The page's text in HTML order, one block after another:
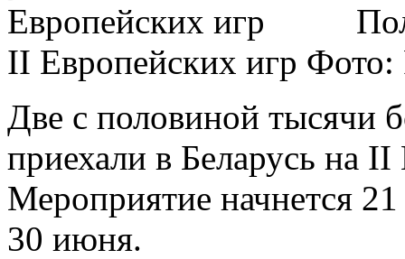
II Европейских игр Фото:
Две с половиной тысячи
приехали в Беларусь на
Мероприятие начнется
30 июня.